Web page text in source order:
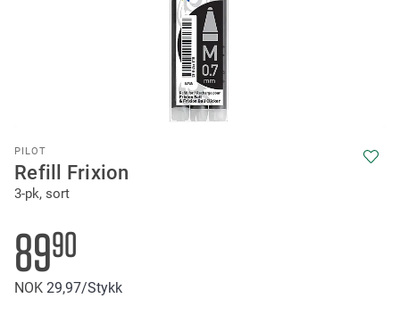
PILOT
Refill Frixion
3-pk, sort
8990
NOK 29 97/Stykk
to
the
beginning
the
images
gallery